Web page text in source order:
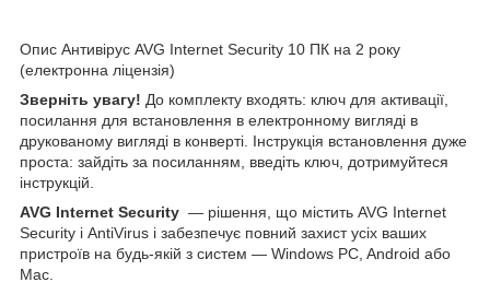
Опис Антивірус AVG Internet Security 10 ПК на 2 року
(електронна ліцензія)
Зверніть увагу! До комплекту входять: ключ для активації,
посилання для встановлення в електронному вигляді в
друкованому вигляді в конверті. Інструкція встановлення дуже
проста: зайдіть за посиланням, введіть ключ, дотримуйтеся
інструкцій.
AVG Internet Security — рішення, що містить AVG Internet
Security і AntiVirus і забезпечує повний захист усіх ваших
пристроїв на будь-якій з систем — Windows PC, Android або
Mac.